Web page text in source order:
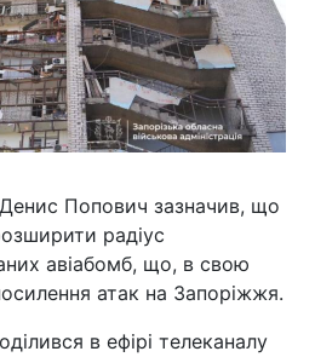
Попович зазначив, що
радіус
авіабомб, що, в свою
атак на Запоріжжя.
в ефірі телеканалу